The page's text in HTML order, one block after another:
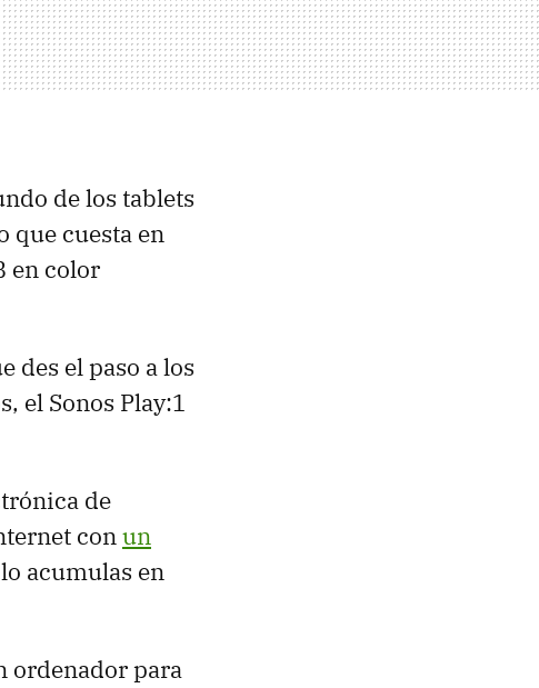
de los tablets
que cuesta en
en color
des el paso a los
el Sonos Play:1
de
conun
acumulas en
ordenador para